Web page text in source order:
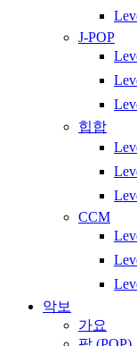
J-POP
힙합
CCM
악보
가요